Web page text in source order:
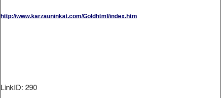
http://www.karzauninkat.com/Goldhtml/index.htm
LinkID: 290